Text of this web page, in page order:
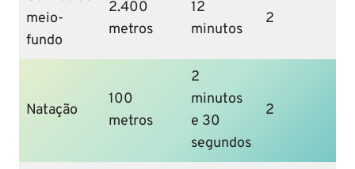
meio-
fundo
2.400
metros
12
minutos
2
Natação
100
metros
2
minutos
e 30
segundos
2